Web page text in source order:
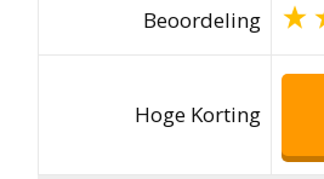
Beoordeling
Hoge Korting